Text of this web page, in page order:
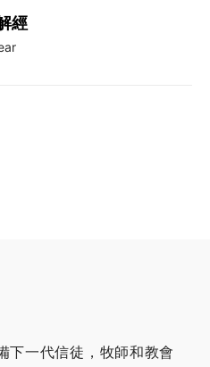
經
下一代信徒，牧師和教會